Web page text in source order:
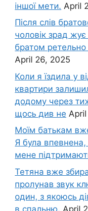
іншої мети. April
Після слів
чоловік зpад
братом
April 26, 2025
Коли я їздила у
квартири
додому через
щось див не
Моїм батькам
Я була
мене
Тетяна вже
пролунав звук
один, з якоюсь
в спальню. April